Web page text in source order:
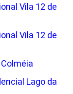
Vila 12 de
Vila 12 de
Lago da